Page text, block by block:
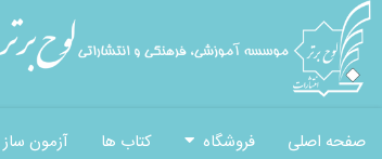
صفحه اصلی فروشگاه کتاب ها آزمون ساز